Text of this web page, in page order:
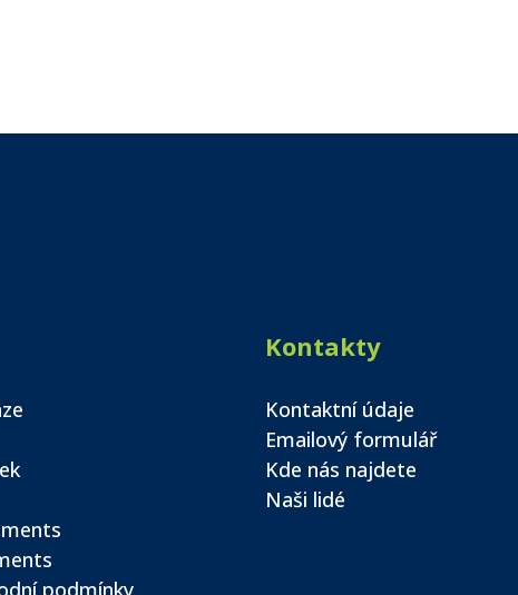
podmínky
Kontakty
Kontaktní údaje
Emailový formulář
Kde nás najdete
Naši lidé